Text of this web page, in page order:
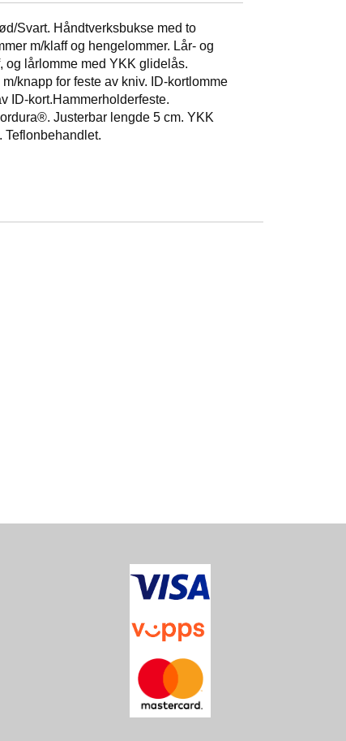
Svart. Håndtverksbukse med to
m/klaff og hengelommer. Lår- og
og lårlomme med YKK glidelås.
knapp for feste av kniv. ID-kortlomme
ID-kort.Hammerholderfeste.
Justerbar lengde 5 cm. YKK
Teflonbehandlet.